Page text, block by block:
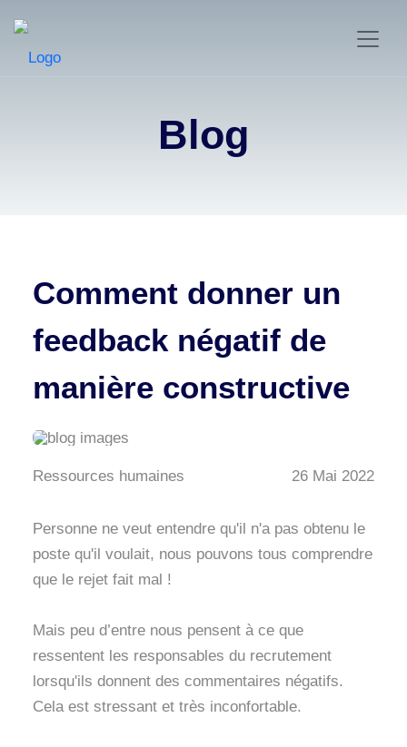
Blog
Comment donner un
feedback négatif de
manière constructive
Ressources humaines 26 Mai 2022
Personne ne veut entendre qu'il n'a pas obtenu le
poste qu'il voulait, nous pouvons tous comprendre
que le rejet fait mal !
Mais peu d’entre nous pensent à ce que
ressentent les responsables du recrutement
lorsqu'ils donnent des commentaires négatifs.
Cela est stressant et très inconfortable.